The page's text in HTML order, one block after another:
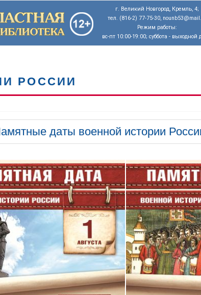
г. Великий Новгород, Кремль, 4;
тел. (816-2) 77-75-30,
Режим работы:
вс-пт 10:00-19:00; суббота - выходной
РОССИИ
даты военной истории